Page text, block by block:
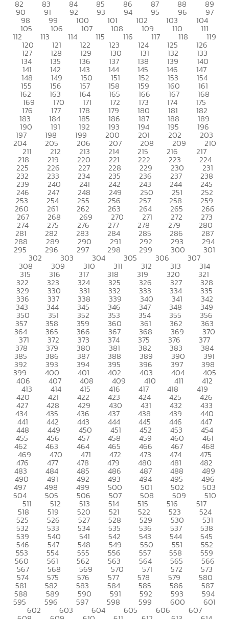
82 83 84 85 86 87 88 89
90 91 92 93 94 95 96 97
98 99 100 101 102 103 104
105 106 107 108 109 110 111
112 113 114 115 116 117 118 119
120 121 122 123 124 125 126
127 128 129 130 131 132 133
134 135 136 137 138 139 140
141 142 143 144 145 146 147
148 149 150 151 152 153 154
155 156 157 158 159 160 161
162 163 164 165 166 167 168
169 170 171 172 173 174 175
176 177 178 179 180 181 182
183 184 185 186 187 188 189
190 191 192 193 194 195 196
197 198 199 200 201 202 203
204 205 206 207 208 209 210
211 212 213 214 215 216 217
218 219 220 221 222 223 224
225 226 227 228 229 230 231
232 233 234 235 236 237 238
239 240 241 242 243 244 245
246 247 248 249 250 251 252
253 254 255 256 257 258 259
260 261 262 263 264 265 266
267 268 269 270 271 272 273
274 275 276 277 278 279 280
281 282 283 284 285 286 287
288 289 290 291 292 293 294
295 296 297 298 299 300 301
302 303 304 305 306 307
308 309 310 311 312 313 314
315 316 317 318 319 320 321
322 323 324 325 326 327 328
329 330 331 332 333 334 335
336 337 338 339 340 341 342
343 344 345 346 347 348 349
350 351 352 353 354 355 356
357 358 359 360 361 362 363
364 365 366 367 368 369 370
371 372 373 374 375 376 377
378 379 380 381 382 383 384
385 386 387 388 389 390 391
392 393 394 395 396 397 398
399 400 401 402 403 404 405
406 407 408 409 410 411 412
413 414 415 416 417 418 419
420 421 422 423 424 425 426
427 428 429 430 431 432 433
434 435 436 437 438 439 440
441 442 443 444 445 446 447
448 449 450 451 452 453 454
455 456 457 458 459 460 461
462 463 464 465 466 467 468
469 470 471 472 473 474 475
476 477 478 479 480 481 482
483 484 485 486 487 488 489
490 491 492 493 494 495 496
497 498 499 500 501 502 503
504 505 506 507 508 509 510
511 512 513 514 515 516 517
518 519 520 521 522 523 524
525 526 527 528 529 530 531
532 533 534 535 536 537 538
539 540 541 542 543 544 545
546 547 548 549 550 551 552
553 554 555 556 557 558 559
560 561 562 563 564 565 566
567 568 569 570 571 572 573
574 575 576 577 578 579 580
581 582 583 584 585 586 587
588 589 590 591 592 593 594
595 596 597 598 599 600 601
602 603 604 605 606 607